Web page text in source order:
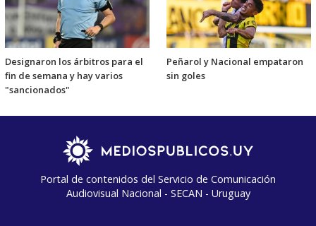
Designaron los árbitros para el
fin de semana y hay varios
"sancionados"
Peñarol y Nacional empataron
sin goles
Portal de contenidos del Servicio de Comunicación
Audiovisual Nacional - SECAN - Uruguay